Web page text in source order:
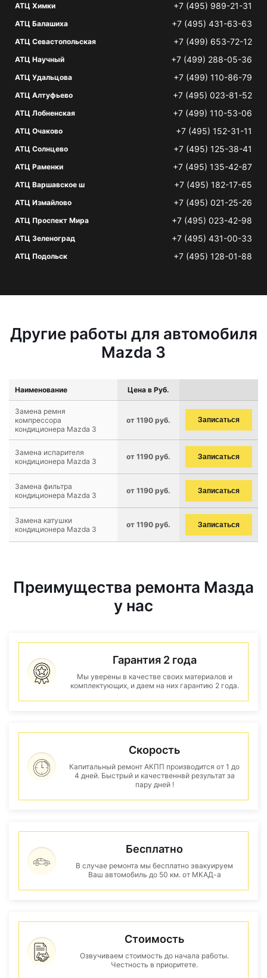
АТЦ Химки +7 (495) 989-21-31
АТЦ Балашиха +7 (495) 431-63-63
АТЦ Севастопольская +7 (499) 653-72-12
АТЦ Научный +7 (499) 288-05-36
АТЦ Удальцова +7 (499) 110-86-79
АТЦ Алтуфьево +7 (495) 023-81-52
АТЦ Лобненская +7 (499) 110-53-06
АТЦ Очаково +7 (495) 152-31-11
АТЦ Солнцево +7 (495) 125-38-41
АТЦ Раменки +7 (495) 135-42-87
АТЦ Варшавское ш +7 (495) 182-17-65
АТЦ Измайлово +7 (495) 021-25-26
АТЦ Проспект Мира +7 (495) 023-42-98
АТЦ Зеленоград +7 (495) 431-00-33
АТЦ Подольск +7 (495) 128-01-88
Другие работы для автомобиля
Mazda 3
Наименование Цена в Руб.
Замена ремня
компрессора
кондиционера Mazda 3
от 1190 руб. Записаться
Замена испарителя
кондиционера Mazda 3
от 1190 руб. Записаться
Замена фильтра
кондиционера Mazda 3
от 1190 руб. Записаться
Замена катушки
кондиционера Mazda 3
от 1190 руб. Записаться
Преимущества ремонта Мазда
у нас
Гарантия 2 года
Мы уверены в качестве своих материалов и
комплектующих, и даем на них гарантию 2 года.
Скорость
Капитальный ремонт АКПП производится от 1 до
4 дней. Быстрый и качественнвй результат за
пару дней !
Бесплатно
В случае ремонта мы бесплатно эвакуируем
Ваш автомобиль до 50 км. от МКАД-а
Стоимость
Озвучиваем стоимость до начала работы.
Честность в приоритете.